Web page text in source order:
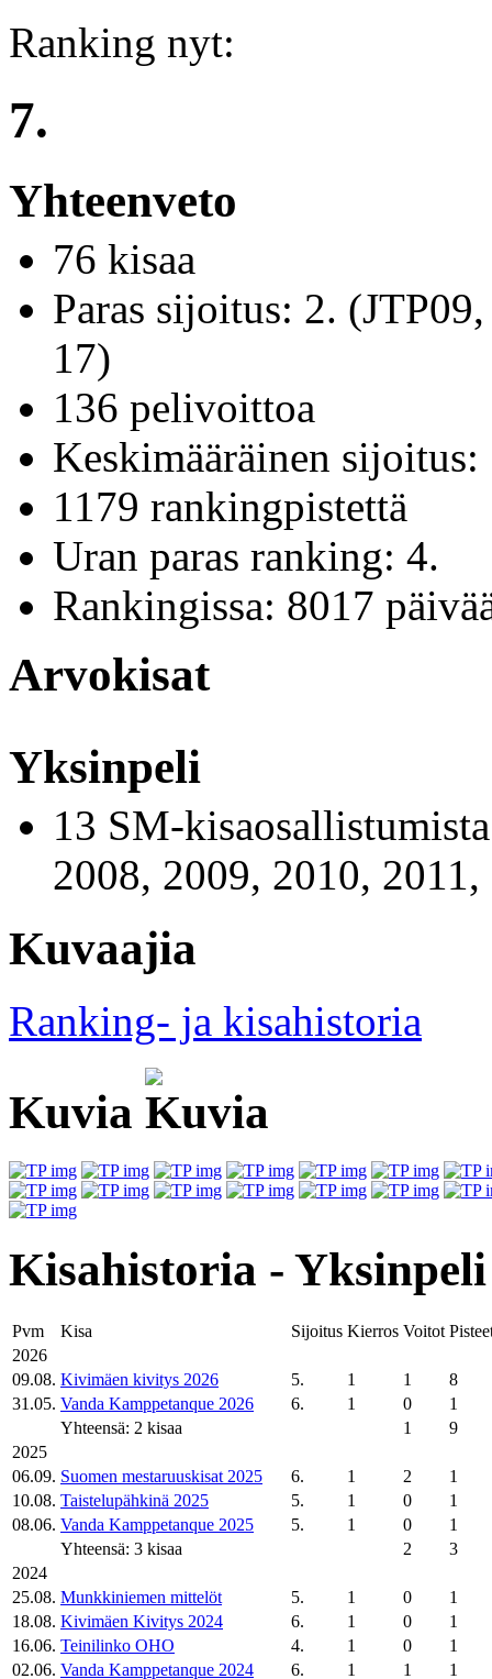
Ranking nyt:
7.
Yhteenveto
76 kisaa
Paras sijoitus: 2.
17)
136 pelivoittoa
Keskimääräinen sijoitus:
1179 rankingpistettä
Uran paras ranking: 4.
Rankingissa: 8017
Arvokisat
Yksinpeli
13 SM-
2008, 2009, 2010,
Kuvaajia
Ranking- ja kisahistoria
Kuvia
Kisahistoria - Yksinpeli
Pvm Kisa Sijoitus Kierros Voitot
2026
09.08. Kivimäen kivitys 2026 5. 1 1
8
31.05. Vanda Kamppetanque 2026 6. 1 0
1
Yhteensä: 2 kisaa
1
9
2025
06.09. Suomen mestaruuskisat 2025 6. 1 2
1
10.08. Taistelupähkinä 2025 5. 1 0
1
08.06. Vanda Kamppetanque 2025 5. 1 0
1
Yhteensä: 3 kisaa
2
3
2024
25.08. Munkkiniemen mittelöt 5. 1 0
1
18.08. Kivimäen Kivitys 2024 6. 1 0
1
16.06. Teinilinko OHO 4. 1 0
1
02.06. Vanda Kamppetanque 2024 6. 1 1 1